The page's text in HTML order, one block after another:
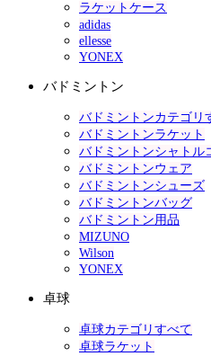
ラケットケース
adidas
ellesse
YONEX
バドミントン
バドミントンカテゴリ
バドミントンラケット
バドミントンシャトル
バドミントンウェア
バドミントンシューズ
バドミントンバッグ
バドミントン用品
MIZUNO
Wilson
YONEX
卓球
卓球カテゴリすべて
卓球ラケット